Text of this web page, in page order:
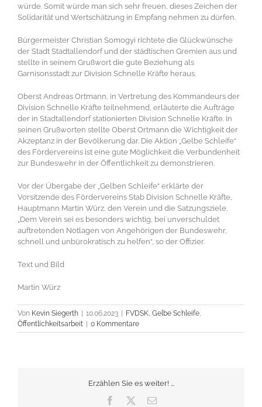
würde. Somit würde man sich sehr freuen, dieses Zeichen der
Solidarität und Wertschätzung in Empfang nehmen zu dürfen.
Bürgermeister Christian Somogyi richtete die Glückwünsche
der Stadt Stadtallendorf und der städtischen Gremien aus und
stellte in seinem Grußwort die gute Beziehung als
Garnisonsstadt zur Division Schnelle Kräfte heraus.
Oberst Andreas Ortmann, in Vertretung des Kommandeurs der
Division Schnelle Kräfte teilnehmend, erläuterte die Aufträge
der in Stadtallendorf stationierten Division Schnelle Kräfte. In
seinen Grußworten stellte Oberst Ortmann die Wichtigkeit der
Akzeptanz in der Bevölkerung dar. Die Aktion „Gelbe Schleife“
des Fördervereins ist eine gute Möglichkeit die Verbundenheit
zur Bundeswehr in der Öffentlichkeit zu demonstrieren.
Vor der Übergabe der „Gelben Schleife“ erklärte der
Vorsitzende des Fördervereins Stab Division Schnelle Kräfte,
Hauptmann Martin Würz, den Verein und die Satzungsziele.
„Dem Verein sei es besonders wichtig, bei unverschuldet
auftretenden Notlagen von Angehörigen der Bundeswehr,
schnell und unbürokratisch zu helfen“, so der Offizier.
Text und Bild
Martin Würz
Von Kevin Siegerth | 10.06.2023 | FVDSK Gelbe Schleife
Öffentlichkeitsarbeit | 0 Kommentare
Erzählen Sie es weiter! ...
Facebook
E-